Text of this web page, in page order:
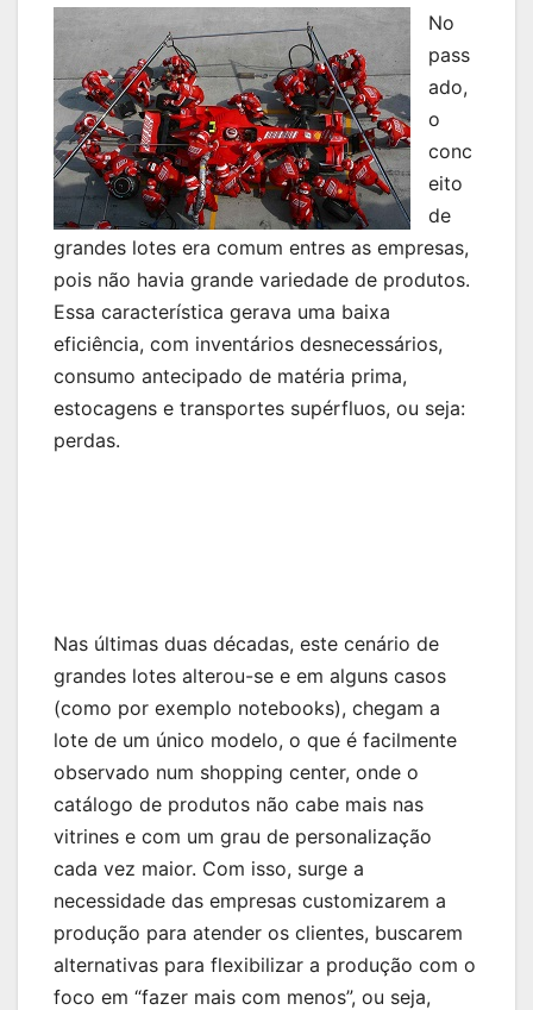
No
pass
ado,
o
conc
eito
de
grandes lotes era comum entres as empresas,
pois não havia grande variedade de produtos.
Essa característica gerava uma baixa
eficiência, com inventários desnecessários,
consumo antecipado de matéria prima,
estocagens e transportes supérfluos, ou seja:
perdas.
Nas últimas duas décadas, este cenário de
grandes lotes alterou-se e em alguns casos
(como por exemplo notebooks), chegam a
lote de um único modelo, o que é facilmente
observado num shopping center, onde o
catálogo de produtos não cabe mais nas
vitrines e com um grau de personalização
cada vez maior. Com isso, surge a
necessidade das empresas customizarem a
produção para atender os clientes, buscarem
alternativas para flexibilizar a produção com o
foco em “fazer mais com menos”, ou seja,